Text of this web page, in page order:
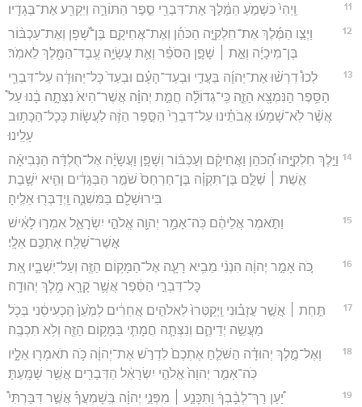
11 וַֽיְהִי֙ כִּשְׁמֹ֣עַ הַמֶּ֔לֶךְ אֶת־דִּבְרֵ֖י סֵ֣פֶר הַתּוֹרָ֑ה וַיִּקְרַ֖ע אֶת־בְּגָדָֽיו׃
12
וַיְצַ֣ו הַמֶּ֡לֶךְ אֶת־חִלְקִיָּ֣ה הַכֹּהֵ֡ן וְאֶת־אֲחִיקָ֣ם בֶּן־שָׁ֠פָן וְאֶת־עַכְבּ֨וֹר
בֶּן־מִיכָיָ֜ה וְאֵ֣ת ׀ שָׁפָ֣ן הַסֹּפֵ֗ר וְאֵ֛ת עֲשָׂיָ֥ה עֶֽבֶד־הַמֶּ֖לֶךְ לֵאמֹֽר׃
13
לְכוּ֩ דִרְשׁ֨וּ אֶת־יְהוָ֜ה בַּעֲדִ֣י וּבְעַד־הָעָ֗ם וּבְעַד֙ כָּל־יְהוּדָ֔ה עַל־דִּבְרֵ֛י
הַסֵּ֥פֶר הַנִּמְצָ֖א הַזֶּ֑ה כִּֽי־גְדוֹלָ֞ה חֲמַ֣ת יְהוָ֗ה אֲשֶׁר־הִיא֙ נִצְּתָ֣ה בָ֔נוּ עַל֩
אֲשֶׁ֨ר לֹֽא־שָׁמְע֜וּ אֲבֹתֵ֗ינוּ עַל־דִּבְרֵי֙ הַסֵּ֣פֶר הַזֶּ֔ה לַעֲשׂ֖וֹת כְּכָל־הַכָּת֥וּב
עָלֵֽינוּ׃
14 וַיֵּ֣לֶךְ חִלְקִיָּ֣הוּ הַ֠כֹּהֵן וַאֲחִיקָ֨ם וְעַכְבּ֜וֹר וְשָׁפָ֣ן וַעֲשָׂיָ֗ה אֶל־חֻלְדָּ֨ה הַנְּבִיאָ֜ה
אֵ֣שֶׁת ׀ שַׁלֻּ֣ם בֶּן־תִּקְוָ֗ה בֶּן־חַרְחַס֙ שֹׁמֵ֣ר הַבְּגָדִ֔ים וְהִ֛יא יֹשֶׁ֥בֶת
בִּירוּשָׁלִַ֖ם בַּמִּשְׁנֶ֑ה וַֽיְדַבְּר֖וּ אֵלֶֽיהָ׃
15
וַתֹּ֣אמֶר אֲלֵיהֶ֔ם כֹּֽה־אָמַ֥ר יְהוָ֖ה אֱלֹהֵ֣י יִשְׂרָאֵ֑ל אִמְר֣וּ לָאִ֔ישׁ
אֲשֶׁר־שָׁלַ֥ח אֶתְכֶ֖ם אֵלָֽי׃
16
כֹּ֚ה אָמַ֣ר יְהוָ֔ה הִנְנִ֨י מֵבִ֥יא רָעָ֛ה אֶל־הַמָּק֥וֹם הַזֶּ֖ה וְעַל־יֹֽשְׁבָ֑יו אֵ֚ת
כָּל־דִּבְרֵ֣י הַסֵּ֔פֶר אֲשֶׁ֥ר קָרָ֖א מֶ֥לֶךְ יְהוּדָֽה׃
17
תַּ֣חַת ׀ אֲשֶׁ֣ר עֲזָב֗וּנִי וַֽיְקַטְּרוּ֙ לֵאלֹהִ֣ים אֲחֵרִ֔ים לְמַ֙עַן֙ הַכְעִיסֵ֔נִי בְּכֹ֖ל
מַעֲשֵׂ֣ה יְדֵיהֶ֑ם וְנִצְּתָ֧ה חֲמָתִ֛י בַּמָּק֥וֹם הַזֶּ֖ה וְלֹ֥א תִכְבֶּֽה׃
18
וְאֶל־מֶ֣לֶךְ יְהוּדָ֗ה הַשֹּׁלֵ֤חַ אֶתְכֶם֙ לִדְרֹ֣שׁ אֶת־יְהוָ֔ה כֹּ֥ה תֹאמְר֖וּ אֵלָ֑יו
כֹּֽה־אָמַ֤ר יְהוָה֙ אֱלֹהֵ֣י יִשְׂרָאֵ֔ל הַדְּבָרִ֖ים אֲשֶׁ֥ר שָׁמָֽעְתָּ׃
19 יַ֠עַן רַךְ־לְבָ֨בְךָ֜ וַתִּכָּנַ֣ע ׀ מִפְּנֵ֣י יְהוָ֗ה בְּֽשָׁמְעֲךָ֡ אֲשֶׁ֣ר דִּבַּרְתִּי֩